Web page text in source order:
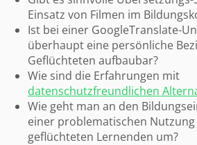
Einsatz von Filmen im
Ist bei einer GoogleTranslate-
überhaupt eine persönliche
Geflüchteten aufbaubar?
Wie sind die Erfahrungen mit
datenschutzfreundlichen
Wie geht man an den
einer problematischen
geflüchteten Lernenden um?